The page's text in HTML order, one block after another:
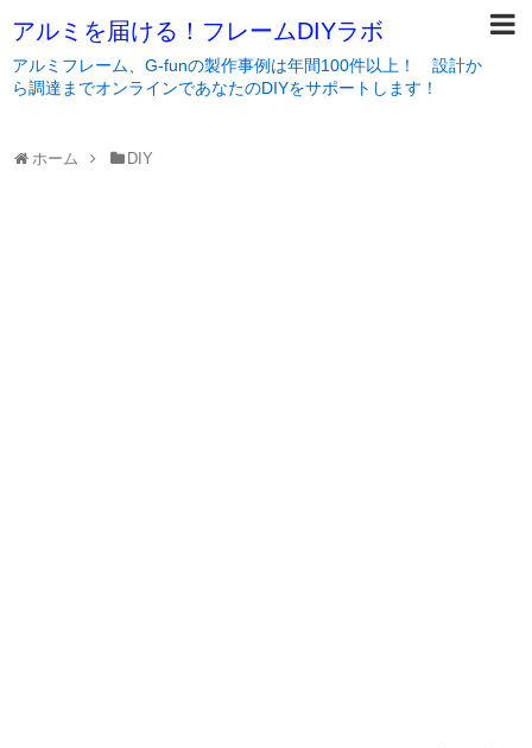
アルミを届ける！フレームDIYラボ
アルミフレーム、G-funの製作事例は年間100件以上！ 設計か
ら調達までオンラインであなたのDIYをサポートします！
ホーム DIY